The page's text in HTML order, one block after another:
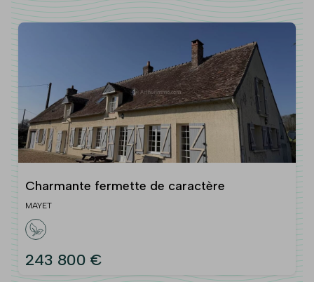
Charmante fermette de caractère
MAYET
243 800 €